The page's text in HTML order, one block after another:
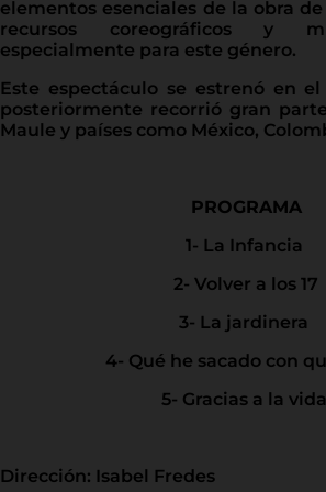
elementos esenciales de la obra
recursos coreográficos y
especialmente para este género.
Este espectáculo se estrenó en el
posteriormente recorrió gran
Maule y países como México,
PROGRAMA
1- La Infancia
2- Volver a los 17
3- La jardinera
4- Qué he sacado con
5- Gracias a la vida
Dirección: Isabel Fredes